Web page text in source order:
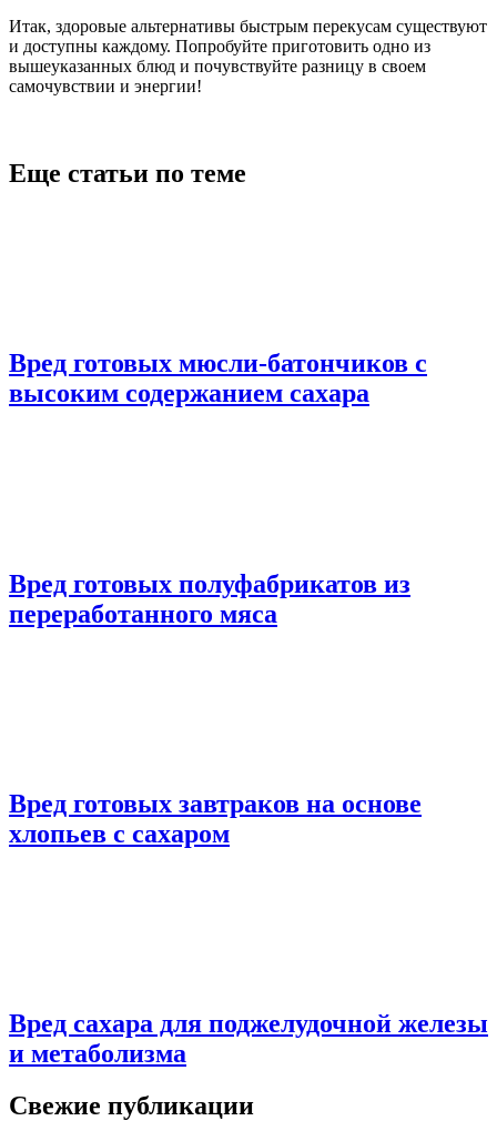
Итак, здоровые альтернативы быстрым перекусам существуют
и доступны каждому. Попробуйте приготовить одно из
вышеуказанных блюд и почувствуйте разницу в своем
самочувствии и энергии!
Еще статьи по теме
Вред готовых мюсли-батончиков с
высоким содержанием сахара
Вред готовых полуфабрикатов из
переработанного мяса
Вред готовых завтраков на основе
хлопьев с сахаром
Вред сахара для поджелудочной железы
и метаболизма
Свежие публикации